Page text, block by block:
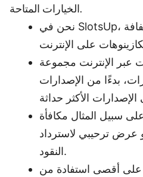
الخيارات المتاحة.
نحن في SlotsUp، نتبع منهجية مفصلة وشفافة
عبر الإنترنت مجموعة
بدءًا من الإصدارات
سبيل المثال مكافأة
عرض ترحيبي لاسترداد
النقود.
على أقصى استفادة من